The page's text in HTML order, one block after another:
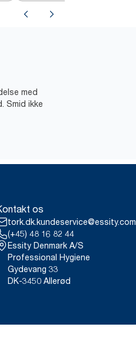
med
Smid ikke
os
tork.dk.kundeservice@essity.com
(+45) 48 16 82 44
Essity Denmark A/S
Professional Hygiene
Gydevang 33
DK-3450 Allerød